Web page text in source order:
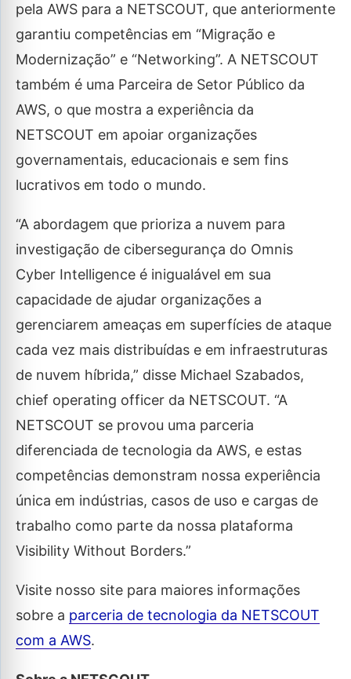
pela AWS para a NETSCOUT, que anteriormente
garantiu competências em “Migração e
Modernização” e “Networking”. A NETSCOUT
também é uma Parceira de Setor Público da
AWS, o que mostra a experiência da
NETSCOUT em apoiar organizações
governamentais, educacionais e sem fins
lucrativos em todo o mundo.
“A abordagem que prioriza a nuvem para
investigação de cibersegurança do Omnis
Cyber Intelligence é inigualável em sua
capacidade de ajudar organizações a
gerenciarem ameaças em superfícies de ataque
cada vez mais distribuídas e em infraestruturas
de nuvem híbrida,” disse Michael Szabados,
chief operating officer da NETSCOUT. “A
NETSCOUT se provou uma parceria
diferenciada de tecnologia da AWS, e estas
competências demonstram nossa experiência
única em indústrias, casos de uso e cargas de
trabalho como parte da nossa plataforma
Visibility Without Borders.”
Visite nosso site para maiores informações
sobre a parceria de tecnologia da NETSCOUT
com a AWS.